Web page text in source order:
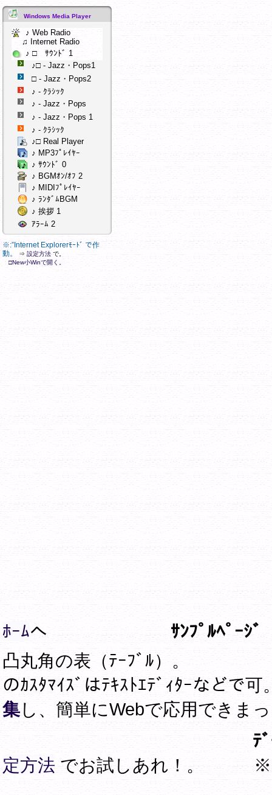
Windows Media Player
♪ Web Radio
♫ Internet Radio
♪ □ ｻｳﾝﾄﾞ 1
♪□ - Jazz・Pops1
□ - Jazz・Pops2
♪ - ｸﾗｼｯｸ
♪ - Jazz・Pops
♪ - Jazz・Pops 1
♪ - ｸﾗｼｯｸ
♪□ Real Player
♪ MP3ﾌﾟﾚｲﾔｰ
♪ ｻｳﾝﾄﾞ 0
♪ BGMｵﾝ/ｵﾌ 2
♪ MIDIﾌﾟﾚｲﾔｰ
♪ ﾗﾝﾀﾞﾑBGM
♪ 挨拶 1
ｱﾗｰﾑ 2
※:”Internet Explorerﾓｰﾄﾞ で作
動。
⇒ 設定方法で。
□New小Winで開く。
ﾎｰﾑへｻﾝﾌﾟﾙﾍﾟｰ
凸丸角の表（ﾃｰﾌﾞﾙ）
のｶｽﾀﾏｲｽﾞはﾃｷｽﾄｴﾃﾞｨﾀ
集し、簡単にWebで応用でき
ﾃﾞﾓ
定方法 でお試しあれ！。 ※：